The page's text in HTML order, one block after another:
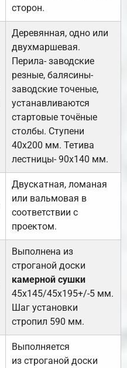
сторон.
Деревянная, одно или
двухмаршевая.
Перила- заводские
резные, балясины-
заводские точеные,
устанавливаются
стартовые точёные
столбы. Ступени
40х200 мм. Тетива
лестницы- 90х140 мм.
Двускатная, ломаная
или вальмовая в
соответствии с
проектом.
Выполнена из
строганой доски
камерной сушки
45х145/45х195+/-5 мм.
Шаг установки
стропил 590 мм.
Выполняется
из строганой доски